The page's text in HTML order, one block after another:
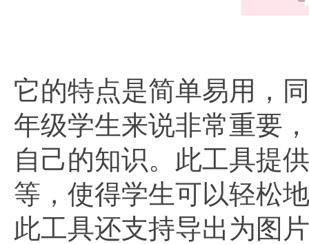
它的特点是简单易用，
年级学生来说非常重要
自己的知识。此工具提
等，使得学生可以轻松
此工具还支持导出为图